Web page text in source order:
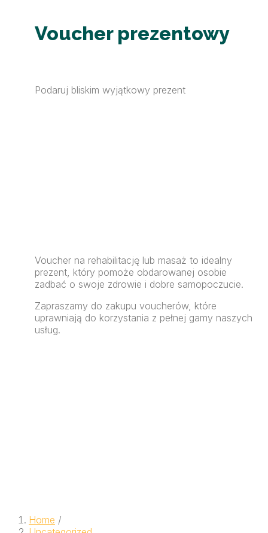
Voucher prezentowy
Podaruj bliskim wyjątkowy prezent
Voucher na rehabilitację lub masaż to idealny
prezent, który pomoże obdarowanej osobie
zadbać o swoje zdrowie i dobre samopoczucie.
Zapraszamy do zakupu voucherów, które
uprawniają do korzystania z pełnej gamy naszych
usług.
Home /